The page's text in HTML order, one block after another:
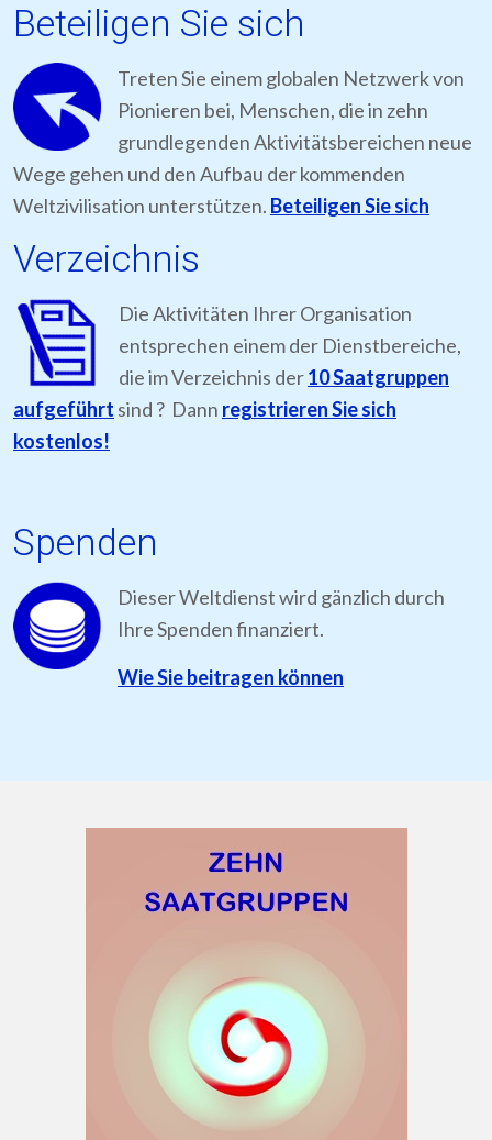
Beteiligen Sie sich
Treten Sie einem globalen Netzwerk von
Pionieren bei, Menschen, die in zehn
grundlegenden Aktivitätsbereichen neue
Wege gehen und den Aufbau der kommenden
Weltzivilisation unterstützen. Beteiligen Sie sich
Verzeichnis
Die Aktivitäten Ihrer Organisation
entsprechen einem der Dienstbereiche,
die im Verzeichnis der10 Saatgruppen
aufgeführt sind ? Dann registrieren Sie sich
kostenlos!
Spenden
Dieser Weltdienst wird gänzlich durch
Ihre Spenden finanziert.
Wie Sie beitragen können